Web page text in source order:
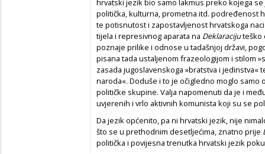
hrvatski jezik bio samo lakmus preko kojega
politička, kulturna, prometna itd. podređenost
te potisnutost i zapostavljenost hrvatskoga
tijela i represivnog aparata na Deklaracijuteško
poznaje prilike i odnose u tadašnjoj državi,
pisana tada ustaljenom frazeologijom i stilom
zasada jugoslavenskoga »bratstva i
naroda«. Doduše i to je očigledno moglo samo
političke skupine. Valja napomenuti da je i
uvjerenih i vrlo aktivnih komunista koji su se
Da jezik općenito, pa ni hrvatski jezik, nije
što se u prethodnim desetljećima, znatno prije
politička i povijesna trenutka hrvatski jezik